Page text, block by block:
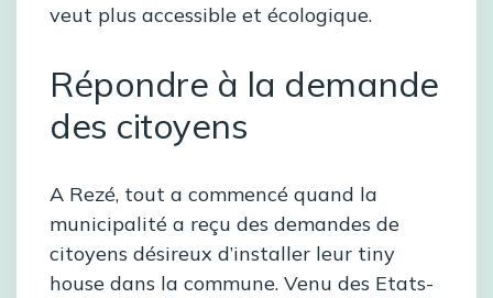
veut plus accessible et écologique.
Répondre à la demande
des citoyens
A Rezé, tout a commencé quand la
municipalité a reçu des demandes de
citoyens désireux d’installer leur tiny
house dans la commune. Venu des Etats-